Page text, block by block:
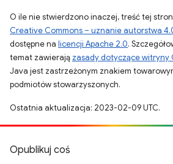
O ile nie stwierdzono inaczej, treść tej
Creative Commons – uznanie autorstwa
dostępne na licencji Apache 2.0.
temat zawierają zasady dotyczące witryny
Java jest zastrzeżonym znakiem
podmiotów stowarzyszonych.
Ostatnia aktualizacja: 2023-02-09 UTC.
Opublikuj coś